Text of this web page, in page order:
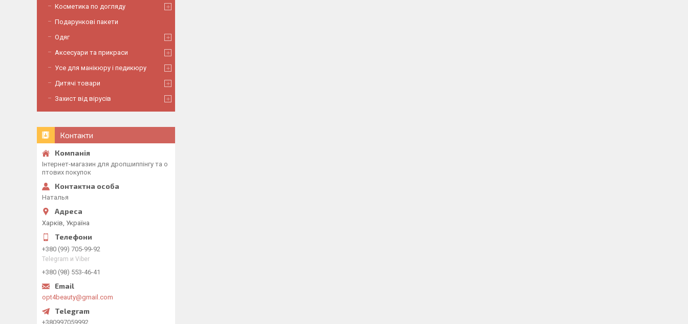
Косметика по догляду
Подарункові пакети
Одяг
Аксесуари та прикраси
Усе для манікюру і педикюру
Дитячі товари
Захист від вірусів
Контакти
Інтернет-магазин для дропшиппінгу та о
птових покупок
Наталья
Харків, Україна
+380 (99) 705-99-92
Telegram и Viber
+380 (98) 553-46-41
opt4beauty@gmail.com
+380997059992